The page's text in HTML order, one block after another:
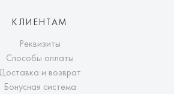
КЛИЕНТАМ
Реквизиты
Способы оплаты
Доставка и возврат
Бонусная система